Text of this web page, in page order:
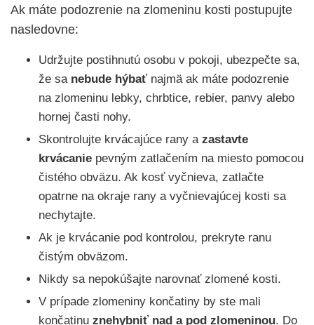
Ak máte podozrenie na zlomeninu kosti postupujte
nasledovne:
Udržujte postihnutú osobu v pokoji, ubezpečte sa,
že sa nebude hýbaťnajmä ak máte podozrenie
na zlomeninu lebky, chrbtice, rebier, panvy alebo
hornej časti nohy.
Skontrolujte krvácajúce rany a zastavte
krvácanie pevným zatlačením na miesto pomocou
čistého obväzu. Ak kosť vyčnieva, zatlačte
opatrne na okraje rany a vyčnievajúcej kosti sa
nechytajte.
Ak je krvácanie pod kontrolou, prekryte ranu
čistým obväzom.
Nikdy sa nepokúšajte narovnať zlomené kosti.
V prípade zlomeniny končatiny by ste mali
končatinu znehybniť nad a pod zlomeninou. Do